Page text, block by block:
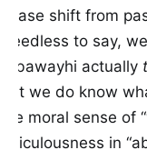
phase shift from
Needless to say,
Sībawayhi actually
but we do know
the moral sense of
ridiculousness in